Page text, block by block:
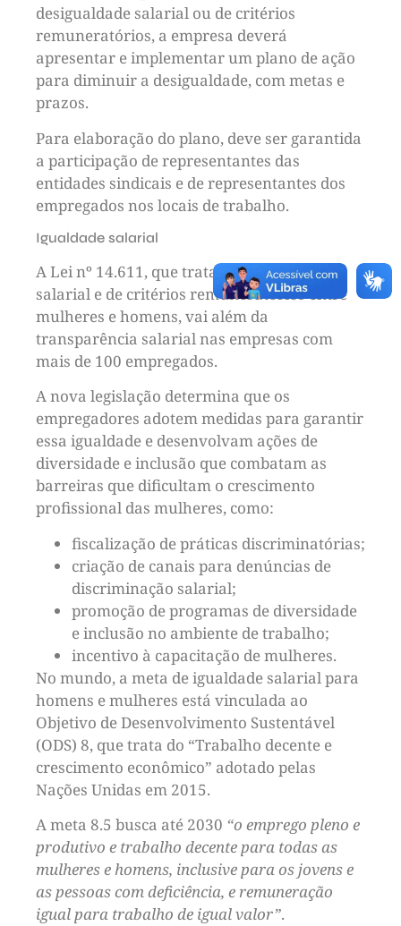
desigualdade salarial ou de critérios
remuneratórios, a empresa deverá
apresentar e implementar um plano de ação
para diminuir a desigualdade, com metas e
prazos.
Para elaboração do plano, deve ser garantida
a participação de representantes das
entidades sindicais e de representantes dos
empregados nos locais de trabalho.
Igualdade salarial
A Lei nº 14.611, que trata da igualdade
salarial e de critérios remuneratórios entre
mulheres e homens, vai além da
transparência salarial nas empresas com
mais de 100 empregados.
A nova legislação determina que os
empregadores adotem medidas para garantir
essa igualdade e desenvolvam ações de
diversidade e inclusão que combatam as
barreiras que dificultam o crescimento
profissional das mulheres, como:
fiscalização de práticas discriminatórias;
criação de canais para denúncias de
discriminação salarial;
promoção de programas de diversidade
e inclusão no ambiente de trabalho;
incentivo à capacitação de mulheres.
No mundo, a meta de igualdade salarial para
homens e mulheres está vinculada ao
Objetivo de Desenvolvimento Sustentável
(ODS) 8, que trata do “Trabalho decente e
crescimento econômico” adotado pelas
Nações Unidas em 2015.
A meta 8.5 busca até 2030 “o emprego pleno e
produtivo e trabalho decente para todas as
mulheres e homens, inclusive para os jovens e
as pessoas com deficiência, e remuneração
igual para trabalho de igual valor”.